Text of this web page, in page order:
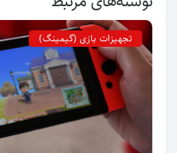
تجهیزات بازی (گیمینگ)